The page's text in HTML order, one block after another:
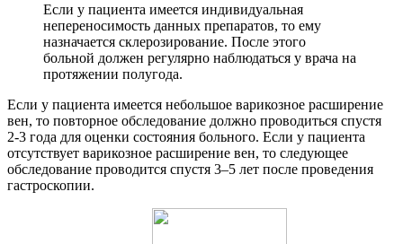
Если у пациента имеется индивидуальная
непереносимость данных препаратов, то ему
назначается склерозирование. После этого
больной должен регулярно наблюдаться у врача на
протяжении полугода.
Если у пациента имеется небольшое варикозное расширение
вен, то повторное обследование должно проводиться спустя
2-3 года для оценки состояния больного. Если у пациента
отсутствует варикозное расширение вен, то следующее
обследование проводится спустя 3–5 лет после проведения
гастроскопии.